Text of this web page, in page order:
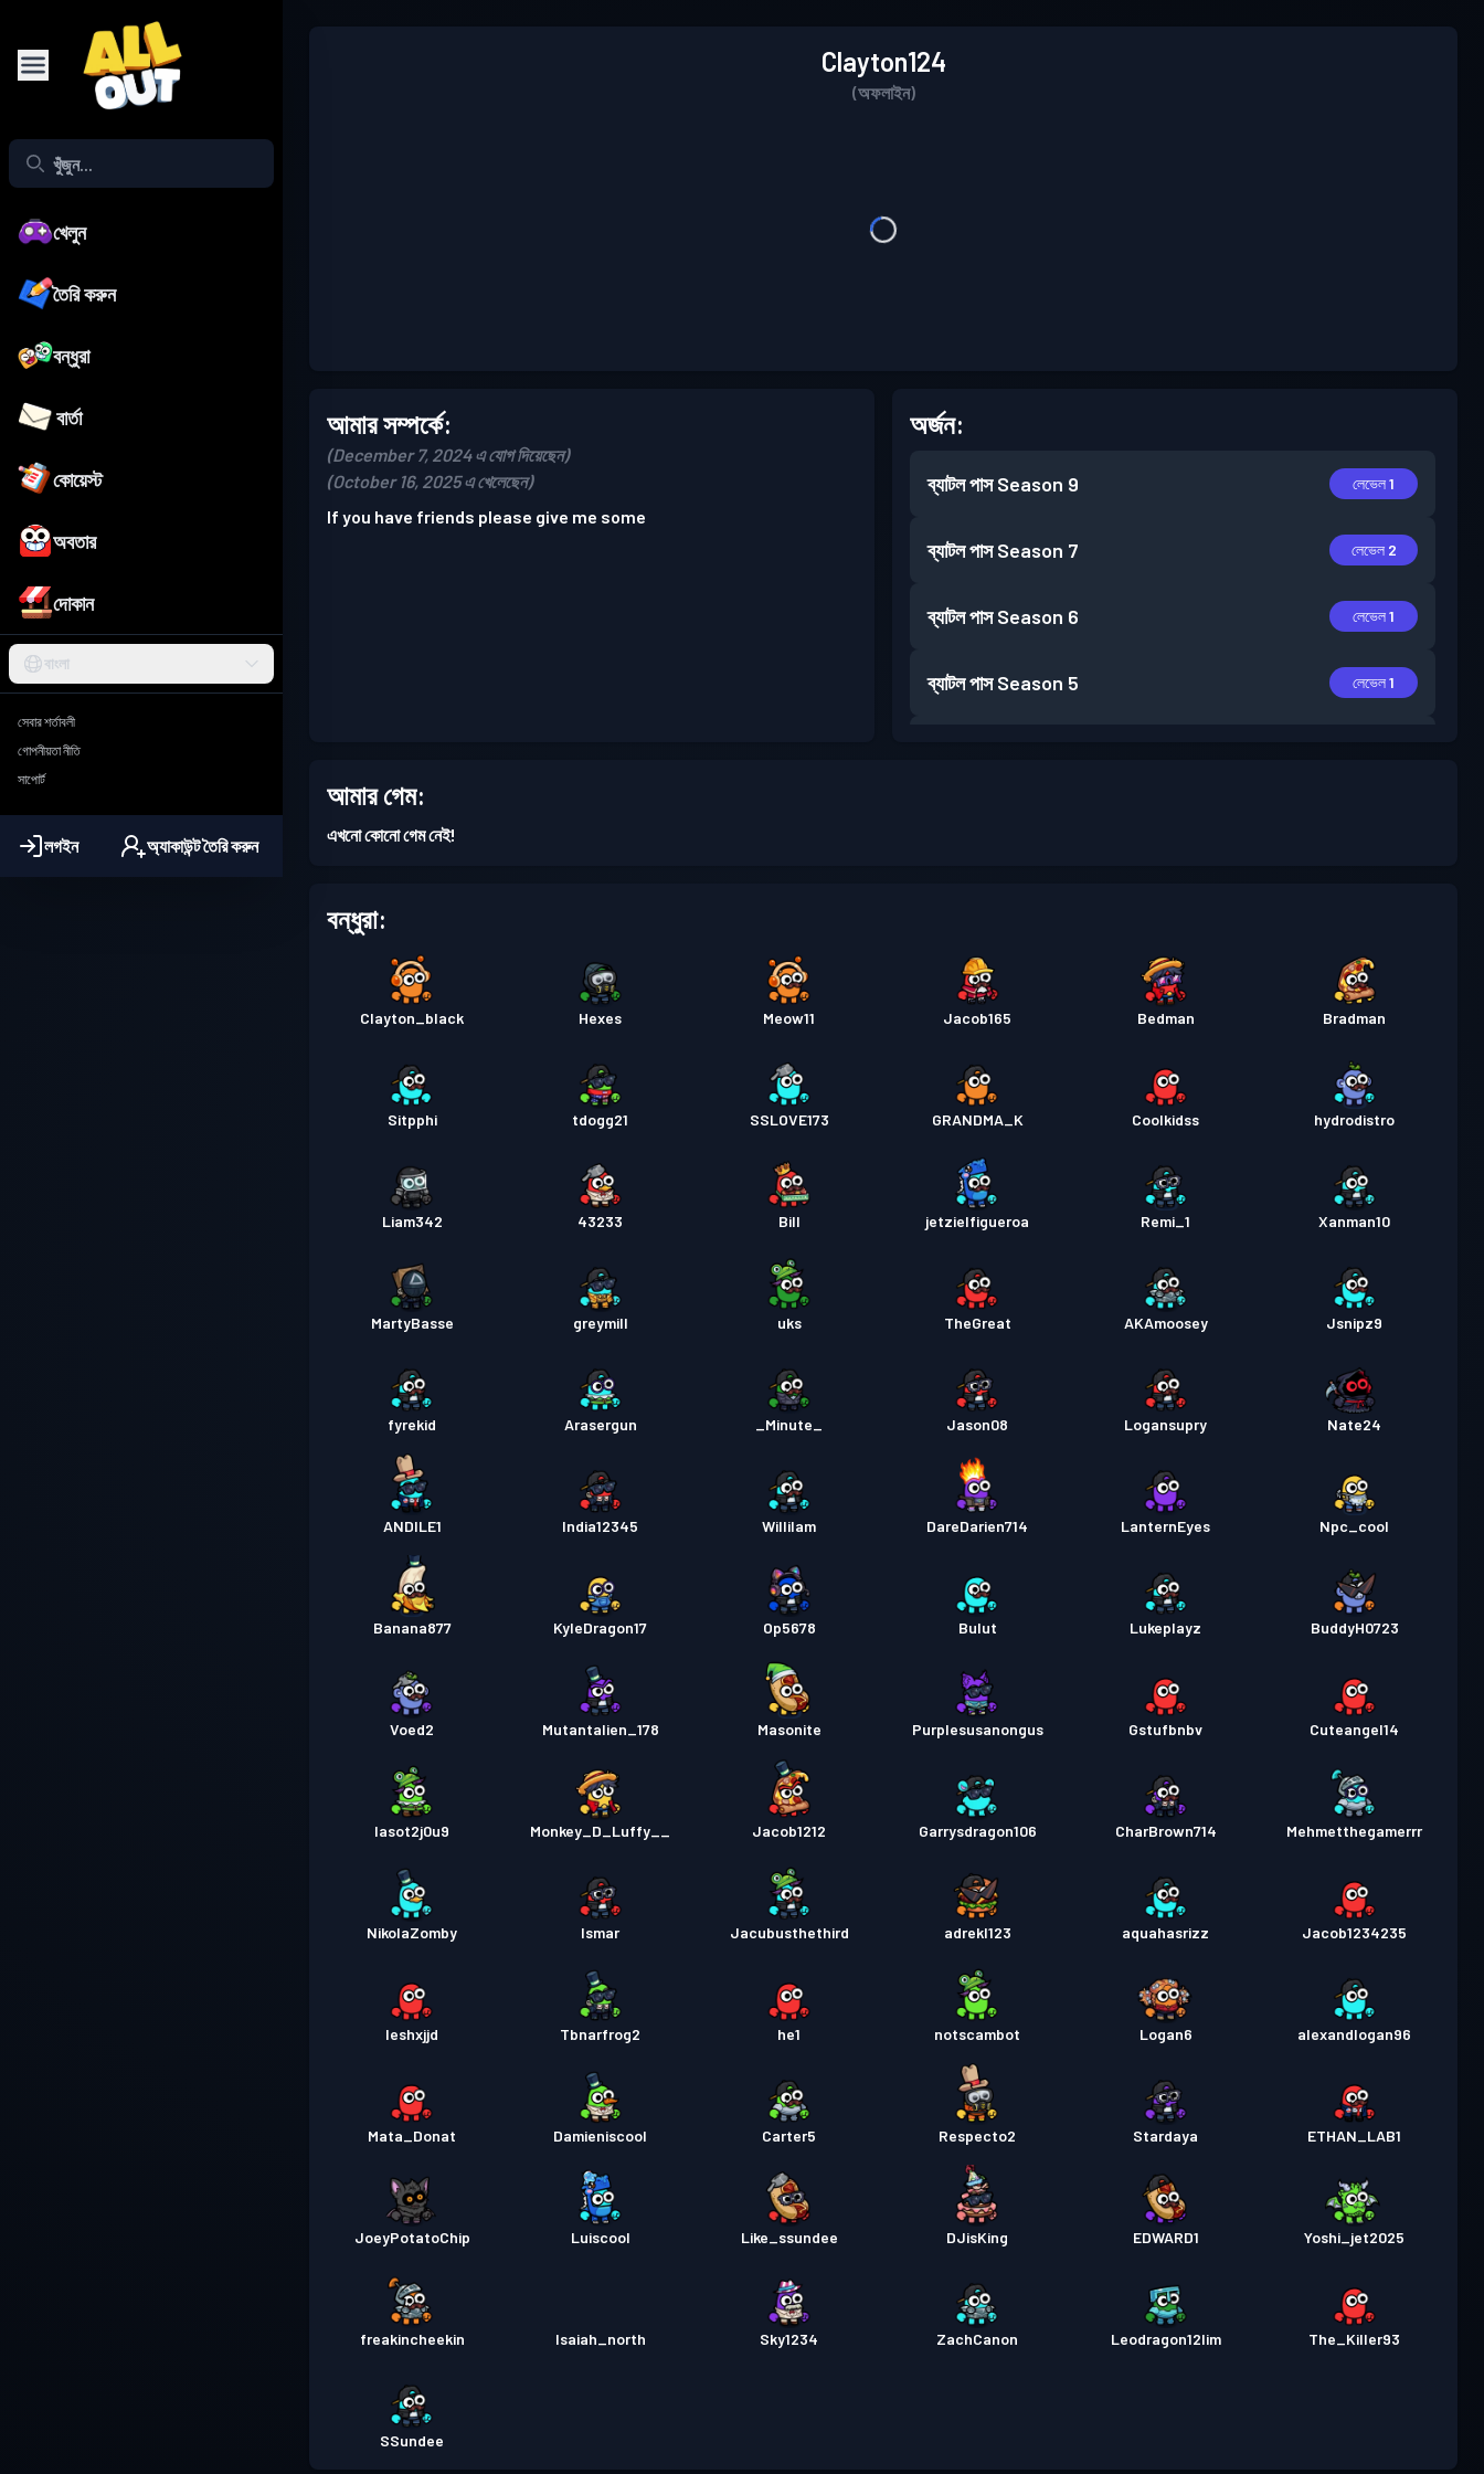
খেলুন
তৈরি করুন
বন্ধুরা
বার্তা
কোয়েস্ট
অবতার
দোকান
বাংলা
সেবার শর্তাবলী
গোপনীয়তা নীতি
সাপোর্ট
লগইন অ্যাকাউন্ট তৈরি করুন
Clayton124
(অফলাইন)
আমার সম্পর্কে:
(December 7, 2024 এ যোগ দিয়েছেন)
(October 16, 2025 এ খেলেছেন)
If you have friends please give me some
অর্জন:
ব্যাটল পাস Season 9 লেভেল 1
ব্যাটল পাস Season 7 লেভেল 2
ব্যাটল পাস Season 6 লেভেল 1
ব্যাটল পাস Season 5 লেভেল 1
আমার গেম:
এখনো কোনো গেম নেই!
বন্ধুরা:
Clayton_black Hexes Meow11 Jacob165 Bedman Bradman
Sitpphi tdogg21 SSLOVE173 GRANDMA_K Coolkidss hydrodistro
Liam342 43233 Bill jetzielfigueroa Remi_1 Xanman10
MartyBasse greymill uks TheGreat AKAmoosey Jsnipz9
fyrekid Arasergun _Minute_ Jason08 Logansupry Nate24
ANDlLE1 India12345 Willilam DareDarien714 LanternEyes Npc_cool
Banana877 KyleDragon17 Op5678 Bulut Lukeplayz BuddyH0723
Voed2 Mutantalien_178 Masonite Purplesusanongus Gstufbnbv Cuteangel14
lasot2j0u9 Monkey_D_Luffy__ Jacob1212 Garrysdragon106 CharBrown714 Mehmetthegamerrr
NikolaZomby Ismar Jacubusthethird adrekl123 aquahasrizz Jacob1234235
Ieshxjjd Tbnarfrog2 he1 notscambot Logan6 alexandlogan96
Mata_Donat Damieniscool Carter5 Respecto2 Stardaya ETHAN_LAB1
JoeyPotatoChip Luiscool Like_ssundee DJisKing EDWARD1 Yoshi_jet2025
freakincheekin Isaiah_north Sky1234 ZachCanon Leodragon12lim The_Killer93
SSundee